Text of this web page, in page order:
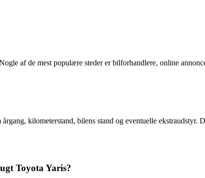
af de mest populære steder er bilforhandlere, online
kilometerstand, bilens stand og eventuelle
Toyota Yaris?